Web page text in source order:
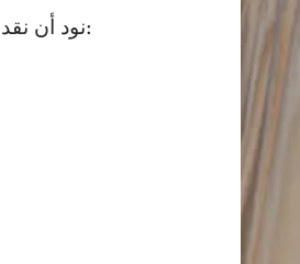
نود أن نقدم لك بعض البدائل بينما نقوم بإصلاح الخطأ: